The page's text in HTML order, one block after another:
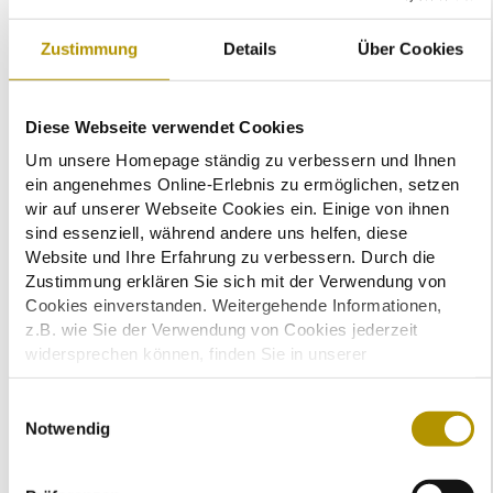
Zustimmung Details Über Cookies
Diese Webseite verwendet Cookies
Um unsere Homepage ständig zu verbessern und Ihnen
ein angenehmes Online-Erlebnis zu ermöglichen, setzen
wir auf unserer Webseite Cookies ein. Einige von ihnen
sind essenziell, während andere uns helfen, diese
Website und Ihre Erfahrung zu verbessern. Durch die
Zustimmung erklären Sie sich mit der Verwendung von
Cookies einverstanden. Weitergehende Informationen,
z.B. wie Sie der Verwendung von Cookies jederzeit
widersprechen können, finden Sie in unserer
Datenschutzerklärung.
den USA. Mit Ihrer Einwilligung zur Nutzung dieser
Services stimmen Sie auch der Verarbeitung Ihrer Daten
in den USA gemäß Art. 49 (1) lit. a DSGVO zu. Der EuGH
Notwendig
der reibungslosen technischen Umsetzung, war es besonders
interessant, wie viele mich danach fragten, wie das Erlebnis für
Inhalten zum Thema Teilnehmer-Experience, die ich vermittelt
direkt als ein Beispiel erleben, wie man die Teilnehmer-
Experience gestalten kann, und bekamen so gleich doppelt
Input.“